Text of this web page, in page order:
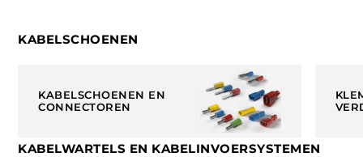
KABELSCHOENEN
KABELSCHOENEN EN
CONNECTOREN
KABELWARTELS EN KABELINVOERSYSTEMEN